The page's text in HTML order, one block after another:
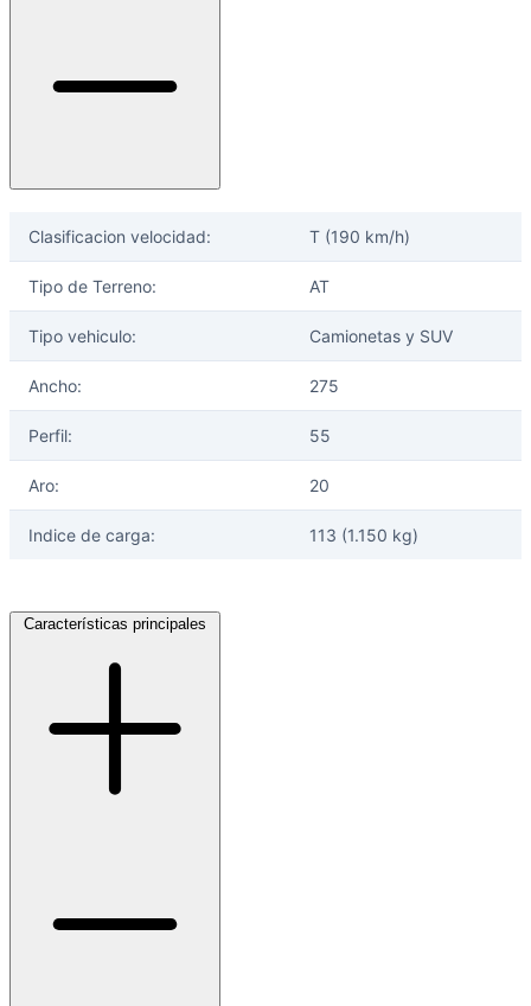
Inicio
Sucursales
¿Quieres trabajar en Antumalal?
Contacto
Reclamos
Regístrate como Mayorista
Clasificacion velocidad: T (190 km/h)
Tipo de Terreno: AT
Tipo vehiculo: Camionetas y SUV
Ancho: 275
Perfil: 55
Aro: 20
Indice de carga: 113 (1.150 kg)
Características principales